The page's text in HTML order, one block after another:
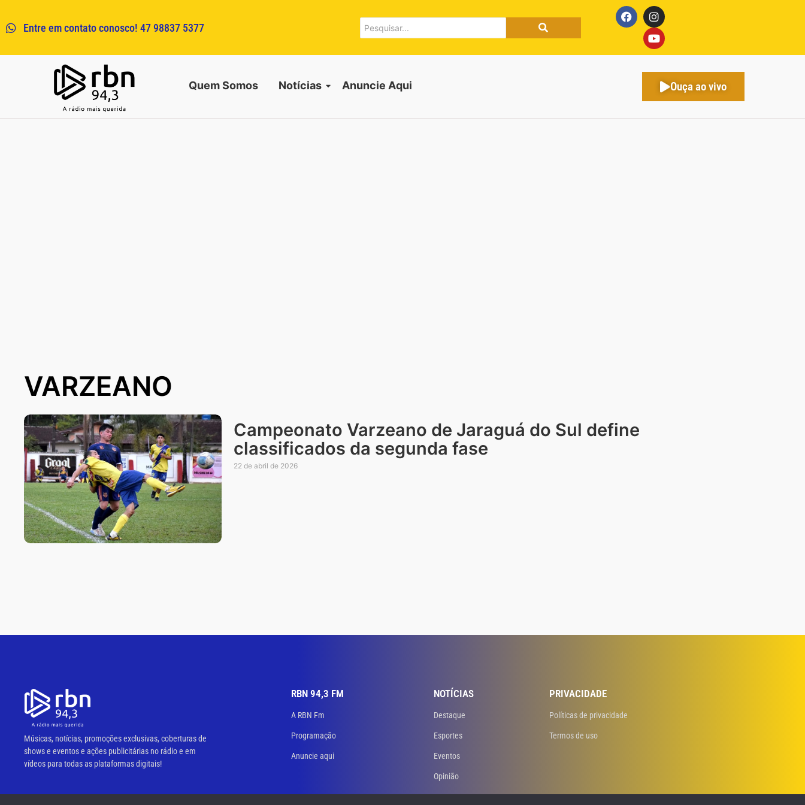
Entre em contato conosco! 47 98837 5377
Quem Somos Notícias Anuncie Aqui Ouça ao vivo
VARZEANO
Campeonato Varzeano de Jaraguá do Sul define
classificados da segunda fase
22 de abril de 2026
Músicas, notícias, promoções exclusivas, coberturas de
shows e eventos e ações publicitárias no rádio e em
vídeos para todas as plataformas digitais!
RBN 94,3 FM
A RBN Fm
Programação
Anuncie aqui
NOTÍCIAS
Destaque
Esportes
Eventos
Opinião
PRIVACIDADE
Políticas de privacidade
Termos de uso